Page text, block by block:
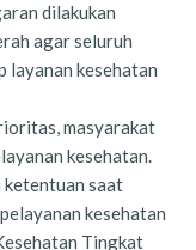
dilakukan
agar seluruh
layanan kesehatan
masyarakat
kesehatan.
ketentuan saat
kesehatan
Tingkat